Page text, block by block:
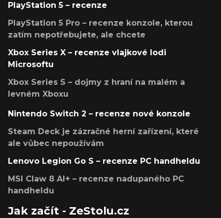
PlayStation 5 – recenze
PlayStation 5 Pro – recenze konzole, kterou
zatím nepotřebujete, ale chcete
Xbox Series X – recenze vlajkové lodi
Microsoftu
Xbox Series S – dojmy z hraní na malém a
levném Xboxu
Nintendo Switch 2 – recenze nové konzole
Steam Deck je zázračné herní zařízení, které
ale vůbec nepoužívám
Lenovo Legion Go S – recenze PC handheldu
MSI Claw 8 AI+ – recenze nadupaného PC
handheldu
Jak začít - ZeStolu.cz